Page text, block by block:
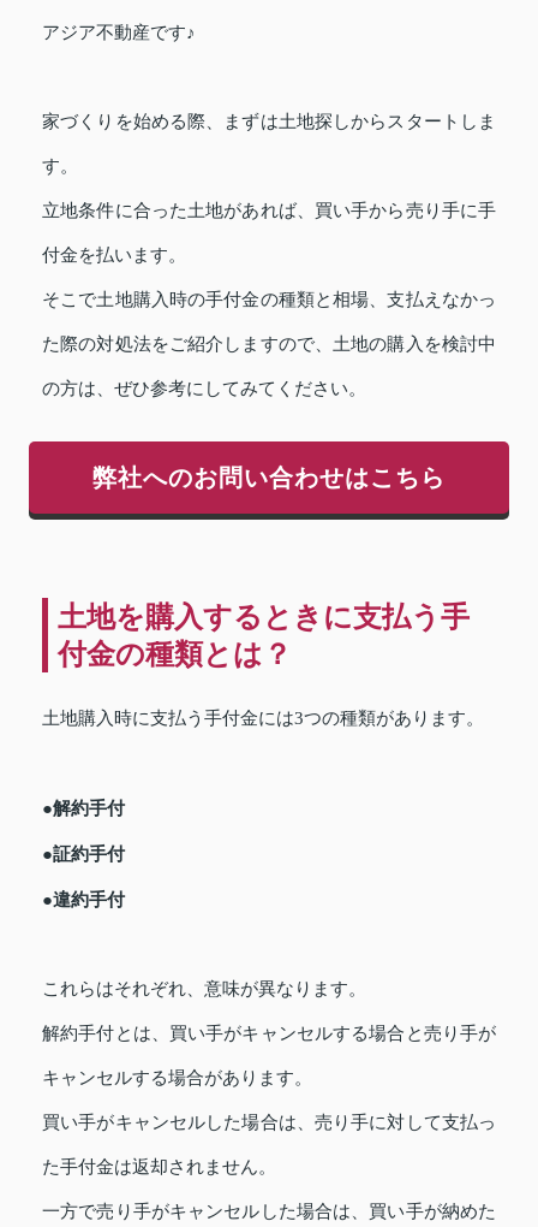
アジア不動産です♪
家づくりを始める際、まずは土地探しからスタートしま
す。
立地条件に合った土地があれば、買い手から売り手に手
付金を払います。
そこで土地購入時の手付金の種類と相場、支払えなかっ
た際の対処法をご紹介しますので、土地の購入を検討中
の方は、ぜひ参考にしてみてください。
弊社へのお問い合わせはこちら
土地を購入するときに支払う手
付金の種類とは？
土地購入時に支払う手付金には3つの種類があります。
●解約手付
●証約手付
●違約手付
これらはそれぞれ、意味が異なります。
解約手付とは、買い手がキャンセルする場合と売り手が
キャンセルする場合があります。
買い手がキャンセルした場合は、売り手に対して支払っ
た手付金は返却されません。
一方で売り手がキャンセルした場合は、買い手が納めた